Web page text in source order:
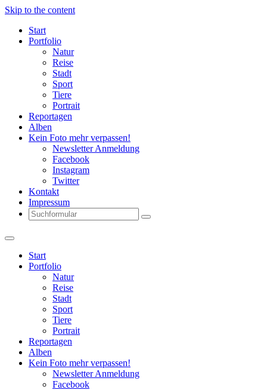
Skip to the content
Start
Portfolio
Natur
Reise
Stadt
Sport
Tiere
Portrait
Reportagen
Alben
Kein Foto mehr verpassen!
Newsletter Anmeldung
Facebook
Instagram
Twitter
Kontakt
Impressum
Search
Start
Portfolio
Natur
Reise
Stadt
Sport
Tiere
Portrait
Reportagen
Alben
Kein Foto mehr verpassen!
Newsletter Anmeldung
Facebook